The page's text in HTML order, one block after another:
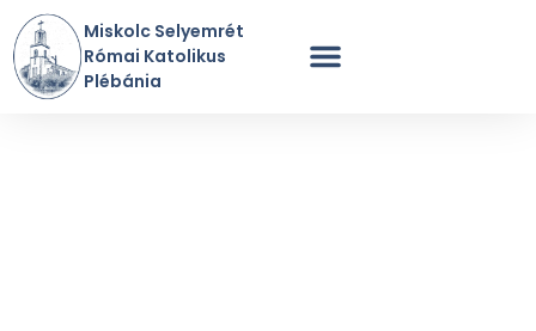
Miskolc Selyemrét
Római Katolikus
Plébánia